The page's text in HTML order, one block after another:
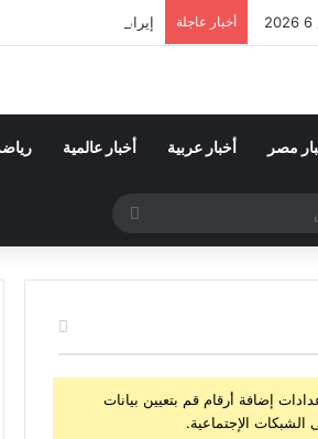
أخبار عاجلة إيران: دوى انفجارين
مصر أخبار عربية أخبار عالمية
عن
إضافة أرقام قم بتعيين بيانات
الشبكات الإجتماعية.